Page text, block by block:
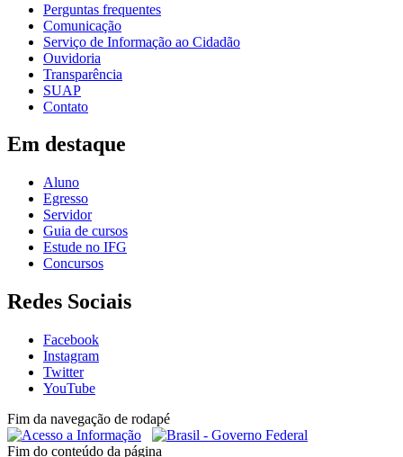
Perguntas frequentes
Comunicação
Serviço de Informação ao Cidadão
Ouvidoria
Transparência
SUAP
Contato
Em destaque
Aluno
Egresso
Servidor
Guia de cursos
Estude no IFG
Concursos
Redes Sociais
Facebook
Instagram
Twitter
YouTube
Fim da navegação de rodapé
Fim do conteúdo da página